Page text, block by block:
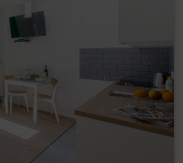
stron internetowych
zazwyczaj domyślnie
plików cookies w
Użytkownika.
dokonać zmiany ustawień
internetowa umożliwia
jest także
plików cookies.
cookies mogą
dostępne na